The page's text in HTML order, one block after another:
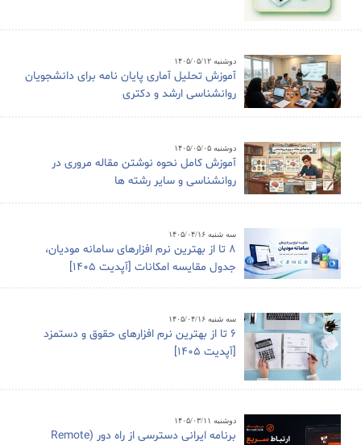
دوشنبه ۱۴۰۵/۰۵/۱۲
آموزش تحلیل آماری پایان نامه برای دانشجویان
روانشناسی ارشد و دکتری
دوشنبه ۱۴۰۵/۰۵/۰۵
آموزش کامل نحوه نوشتن مقاله مروری در
روانشناسی و سایر رشته ها
سه شنبه ۱۴۰۵/۰۴/۱۶
8 تا از بهترین نرم افزارهای سامانه مودیان،
جدول مقایسه امکانات [آپدیت 1405]
سه شنبه ۱۴۰۵/۰۴/۱۶
6 تا از بهترین نرم افزارهای حقوق و دستمزد
[آپدیت 1405]
دوشنبه ۱۴۰۵/۰۳/۱۱
برنامه ایرانی دسترسی از راه دور (Remote